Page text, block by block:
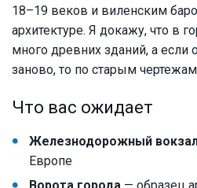
18–19 веков и виленским
архитектуре. Я докажу, что в
много древних зданий, а если
заново, то по старым
Что вас ожидает
Железнодорожный
Европе